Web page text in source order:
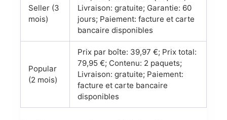
Seller (3
mois)
Livraison: gratuite; Garantie: 60
jours; Paiement: facture et carte
bancaire disponibles
Popular
(2 mois)
Prix par boîte: 39,97 €; Prix total:
79,95 €; Contenu: 2 paquets;
Livraison: gratuite; Paiement:
facture et carte bancaire
disponibles